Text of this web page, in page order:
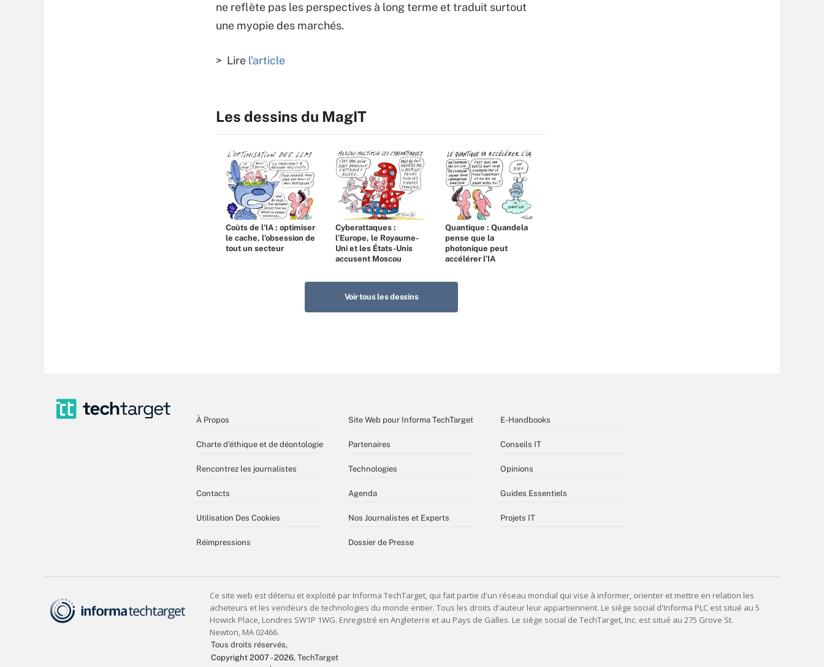
ne reflète pas les perspectives à long terme et traduit surtout
une myopie des marchés.
> Lire l'article
Les dessins du MagIT
Coûts de l'IA : optimiser
le cache, l’obsession de
tout un secteur
Cyberattaques :
l’Europe, le Royaume-
Uni et les États-Unis
accusent Moscou
Quantique : Quandela
pense que la
photonique peut
accélérer l’IA
Voir tous les dessins
À Propos
Charte d’éthique et de déontologie
Rencontrez les journalistes
Contacts
Utilisation Des Cookies
Réimpressions
Site Web pour Informa TechTarget
Partenaires
Technologies
Agenda
Nos Journalistes et Experts
Dossier de Presse
E-Handbooks
Conseils IT
Opinions
Guides Essentiels
Projets IT
Tous droits réservés,
Copyright 2007 - 2026, TechTarget